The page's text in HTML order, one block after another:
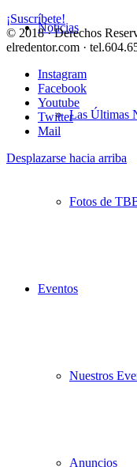
Noticias
Las Últimas
Fotos de
Eventos
Nuestros
Anuncios
¡Suscríbete!
© 2018 · Derechos
elredentor.com ·
Instagram
Facebook
Youtube
Twitter
Mail
Desplazarse hacia arriba